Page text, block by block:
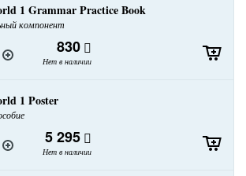
1 Grammar Practice Book
компонент
830
Нет в наличии
1 Poster
5 295
Нет в наличии